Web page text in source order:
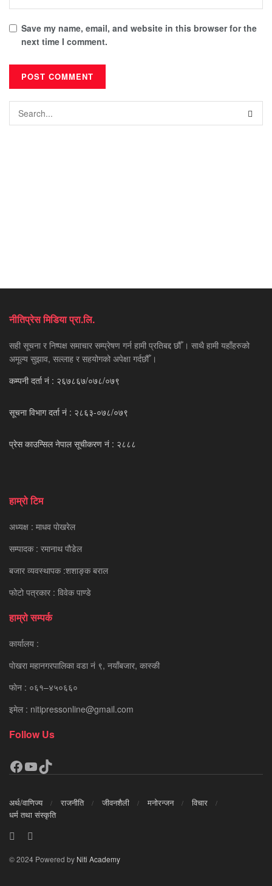
Save my name, email, and website in this browser for the
next time I comment.
नीतिप्रेस मिडिया प्रा.लि.
सही सूचना र निष्पक्ष समाचार सम्प्रेषण गर्न हामी प्रतिबद्द छौँ । साथै हामी यहाँहरुको
अमूल्य सुझाव, सल्लाह र सहयोगको अपेक्षा गर्दछौँ ।
कम्पनी दर्ता नं : २६७८६७/०७८/०७९
सूचना विभाग दर्ता नं : २८६३-०७८/०७९
प्रेस काउन्सिल नेपाल सूचीकरण नं : २८८८
हाम्रो टिम
अध्यक्ष : माधव पाेखरेल
सम्पादक : रमानाथ पाैडेल
बजार व्यवस्थापक :शशाङ्क बराल
फोटो पत्रकार : विवेक पाण्डे
हाम्रो सम्पर्क
कार्यालय :
पाेखरा महानगरपालिका वडा नं ९, नयाँबजार, कास्की
फाेन : ०६१–४५०६६०
इमेल : nitipressonline@gmail.com
Follow Us
Facebook
YouTube
TikTok
अर्थ/वाणिज्य राजनीति जीवनशैली मनोरन्जन
विचार
धर्म तथा संस्कृति
© 2024 Powered by Niti Academy